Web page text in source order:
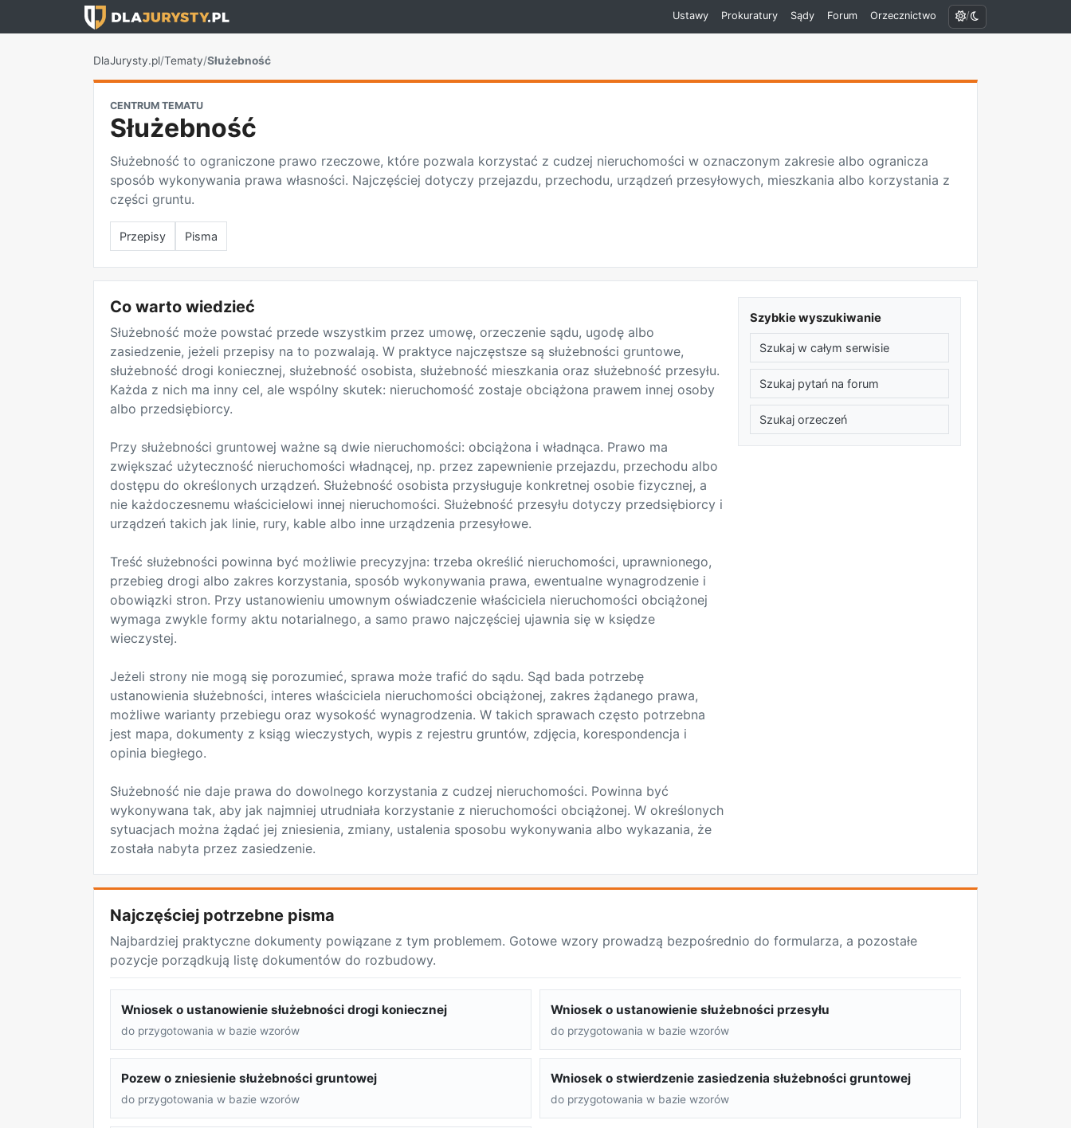
Ustawy Prokuratury Sądy Forum Orzecznictwo /
DlaJurysty.pl/Tematy/Służebność
CENTRUM TEMATU
Służebność
Służebność to ograniczone prawo rzeczowe, które pozwala korzystać z cudzej nieruchomości w oznaczonym zakresie albo ogranicza
sposób wykonywania prawa własności. Najczęściej dotyczy przejazdu, przechodu, urządzeń przesyłowych, mieszkania albo korzystania z
części gruntu.
Przepisy Pisma
Co warto wiedzieć
Służebność może powstać przede wszystkim przez umowę, orzeczenie sądu, ugodę albo
zasiedzenie, jeżeli przepisy na to pozwalają. W praktyce najczęstsze są służebności gruntowe,
służebność drogi koniecznej, służebność osobista, służebność mieszkania oraz służebność przesyłu.
Każda z nich ma inny cel, ale wspólny skutek: nieruchomość zostaje obciążona prawem innej osoby
albo przedsiębiorcy.
Przy służebności gruntowej ważne są dwie nieruchomości: obciążona i władnąca. Prawo ma
zwiększać użyteczność nieruchomości władnącej, np. przez zapewnienie przejazdu, przechodu albo
dostępu do określonych urządzeń. Służebność osobista przysługuje konkretnej osobie fizycznej, a
nie każdoczesnemu właścicielowi innej nieruchomości. Służebność przesyłu dotyczy przedsiębiorcy i
urządzeń takich jak linie, rury, kable albo inne urządzenia przesyłowe.
Treść służebności powinna być możliwie precyzyjna: trzeba określić nieruchomości, uprawnionego,
przebieg drogi albo zakres korzystania, sposób wykonywania prawa, ewentualne wynagrodzenie i
obowiązki stron. Przy ustanowieniu umownym oświadczenie właściciela nieruchomości obciążonej
wymaga zwykle formy aktu notarialnego, a samo prawo najczęściej ujawnia się w księdze
wieczystej.
Jeżeli strony nie mogą się porozumieć, sprawa może trafić do sądu. Sąd bada potrzebę
ustanowienia służebności, interes właściciela nieruchomości obciążonej, zakres żądanego prawa,
możliwe warianty przebiegu oraz wysokość wynagrodzenia. W takich sprawach często potrzebna
jest mapa, dokumenty z ksiąg wieczystych, wypis z rejestru gruntów, zdjęcia, korespondencja i
opinia biegłego.
Służebność nie daje prawa do dowolnego korzystania z cudzej nieruchomości. Powinna być
wykonywana tak, aby jak najmniej utrudniała korzystanie z nieruchomości obciążonej. W określonych
sytuacjach można żądać jej zniesienia, zmiany, ustalenia sposobu wykonywania albo wykazania, że
została nabyta przez zasiedzenie.
Szybkie wyszukiwanie
Szukaj w całym serwisie
Szukaj pytań na forum
Szukaj orzeczeń
Najczęściej potrzebne pisma
Najbardziej praktyczne dokumenty powiązane z tym problemem. Gotowe wzory prowadzą bezpośrednio do formularza, a pozostałe
pozycje porządkują listę dokumentów do rozbudowy.
Wniosek o ustanowienie służebności drogi koniecznej
do przygotowania w bazie wzorów
Wniosek o ustanowienie służebności przesyłu
do przygotowania w bazie wzorów
Pozew o zniesienie służebności gruntowej
do przygotowania w bazie wzorów
Wniosek o stwierdzenie zasiedzenia służebności gruntowej
do przygotowania w bazie wzorów